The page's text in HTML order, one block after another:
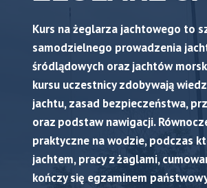
Kurs nażeglarza jachtowego to
samodzielnego prowadzenia
śródlądowych oraz jachtów
kursu uczestnicy zdobywają
jachtu, zasad bezpieczeństwa,
oraz podstaw nawigacji.
praktyczne na wodzie, podczas
jachtem, pracy z żaglami,
kończy się egzaminem